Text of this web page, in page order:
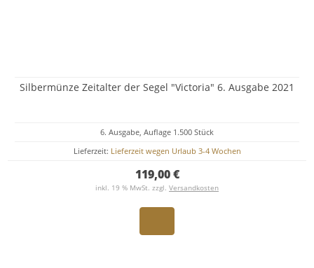
Silbermünze Zeitalter der Segel "Victoria" 6. Ausgabe 2021
6. Ausgabe, Auflage 1.500 Stück
Lieferzeit: Lieferzeit wegen Urlaub 3-4 Wochen
119,00 €
inkl. 19 % MwSt. zzgl. Versandkosten